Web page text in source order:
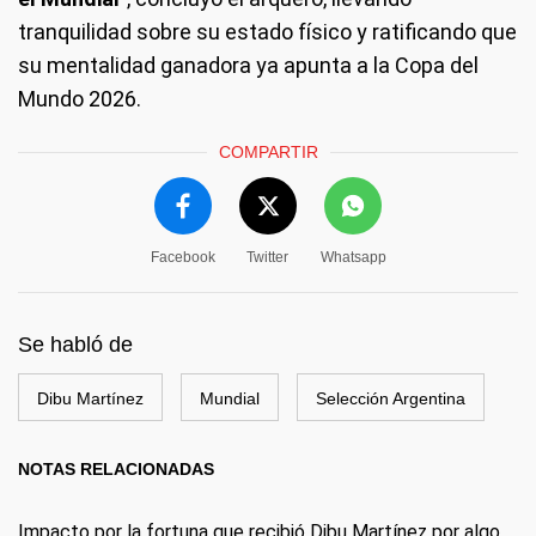
tranquilidad sobre su estado físico y ratificando que
su mentalidad ganadora ya apunta a la Copa del
Mundo 2026.
COMPARTIR
Facebook Twitter Whatsapp
Se habló de
Dibu Martínez Mundial Selección Argentina
NOTAS RELACIONADAS